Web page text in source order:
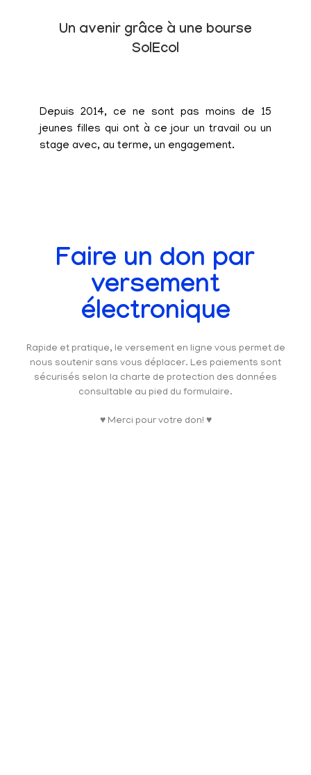
Un avenir grâce à une bourse
SolEcol
Depuis 2014, ce ne sont pas moins de 15
jeunes filles qui ont à ce jour un travail ou un
stage avec, au terme, un engagement.
Faire un don par
versement
électronique
Rapide et pratique, le versement en ligne vous permet de
nous soutenir sans vous déplacer. Les paiements sont
sécurisés selon la charte de protection des données
consultable au pied du formulaire.
♥ Merci pour votre don! ♥